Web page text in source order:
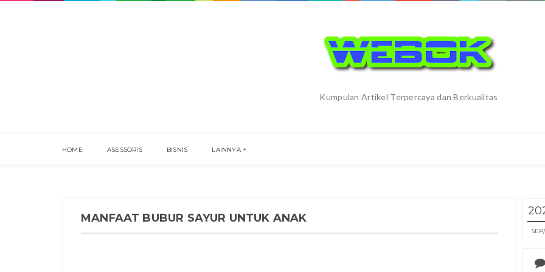
Kumpulan Artikel Terpercaya dan Berkualitas
HOME ASESSORIS BISNIS LAINNYA
SEP
MANFAAT BUBUR SAYUR UNTUK ANAK